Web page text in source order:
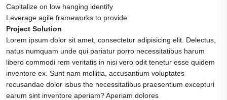
Capitalize on low hanging identify
Leverage agile frameworks to provide
Project Solution
Lorem ipsum dolor sit amet, consectetur adipisicing elit. Delectus,
natus numquam unde qui pariatur porro necessitatibus harum
libero commodi rem veritatis in nisi vero odit tenetur esse quidem
inventore ex. Sunt nam mollitia, accusantium voluptates
recusandae dolor isbus the necessitatibus praesentium excepturi
earum sint inventore aperiam? Aperiam dolores